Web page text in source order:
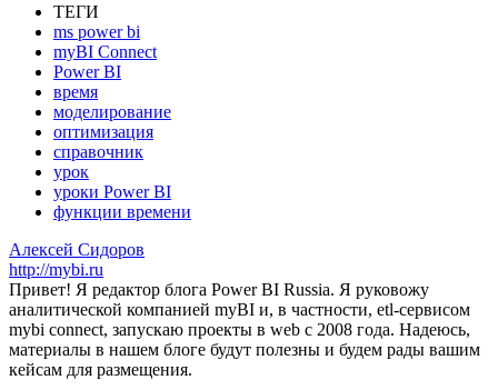
ТЕГИ
ms power bi
myBI Connect
Power BI
время
моделирование
оптимизация
справочник
урок
уроки Power BI
функции времени
Алексей Сидоров
http://mybi.ru
Привет! Я редактор блога Power BI Russia. Я руковожу
аналитической компанией myBI и, в частности, etl-сервисом
mybi connect, запускаю проекты в web с 2008 года. Надеюсь,
материалы в нашем блоге будут полезны и будем рады вашим
кейсам для размещения.